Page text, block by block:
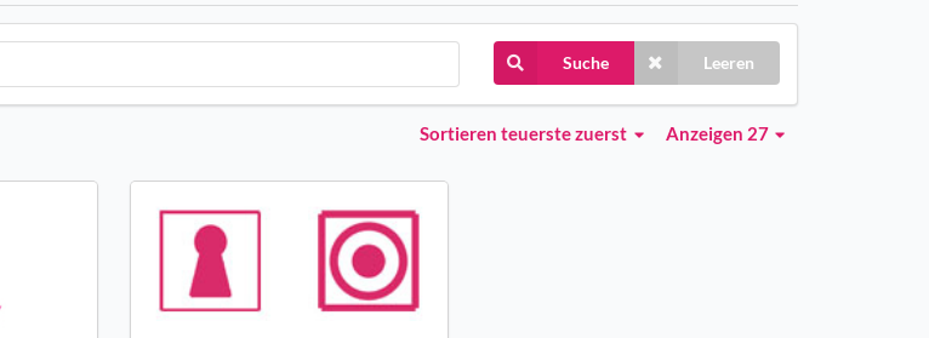
Suche Leeren
Anzeigen 27
Sortieren teuerste zuerst